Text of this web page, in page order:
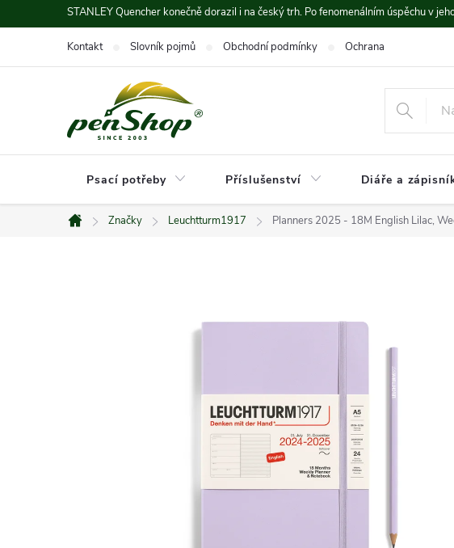
na
STANLEY Quencher konečně dorazil i na český trh. Po fenomenálním úspěchu v
Kontakt Slovník pojmů Obchodní podmínky Ochrana údajů
Psací potřeby Příslušenství Diáře a
Domů
Značky Leuchtturm1917 Planners 2025 - 18M English Lilac,